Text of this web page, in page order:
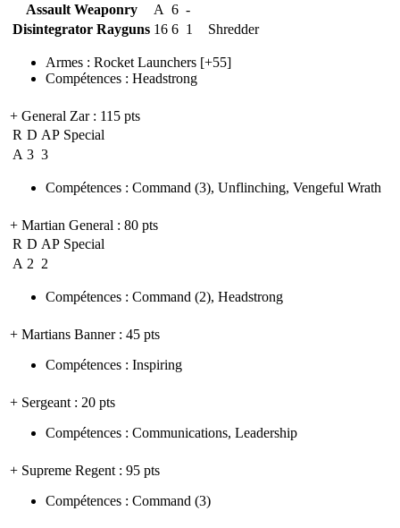
Assault Weaponry
A 6 -
Disintegrator Rayguns 16 6 1 Shredder
Armes : Rocket Launchers [+55]
Compétences : Headstrong
+ General Zar: 115 pts
R D AP Special
A 3 3
Compétences : Command (3), Unflinching, Vengeful Wrath
+ Martian General : 80 pts
R D AP Special
A 2 2
Compétences : Command (2), Headstrong
+ Martians Banner: 45 pts
Compétences : Inspiring
+ Sergeant : 20 pts
Compétences : Communications, Leadership
+ Supreme Regent : 95 pts
Compétences : Command (3)